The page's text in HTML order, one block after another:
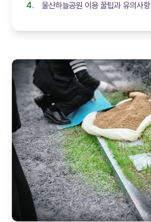
울산하늘공원 이용 꿀팁과 유의사항